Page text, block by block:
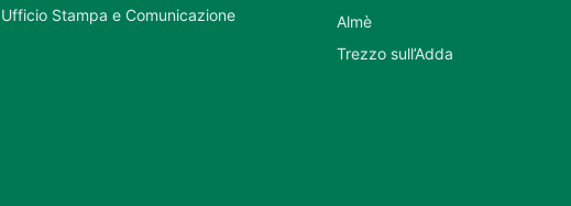
Ufficio Stampa e Comunicazione
Almè
Trezzo sull’Adda